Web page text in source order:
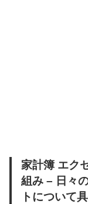
家計簿 エク
組み – 日々
トについて